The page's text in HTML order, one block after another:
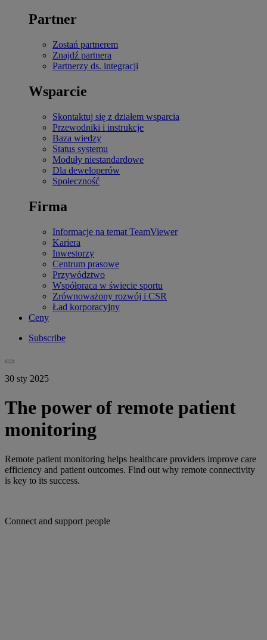
Partner
Zostań partnerem
Znajdź partnera
Partnerzy ds. integracji
Wsparcie
Skontaktuj się z działem wsparcia
Przewodniki i instrukcje
Baza wiedzy
Status systemu
Moduły niestandardowe
Dla deweloperów
Społeczność
Firma
Informacje na temat TeamViewer
Kariera
Inwestorzy
Centrum prasowe
Przywództwo
Współpraca w świecie sportu
Zrównoważony rozwój i CSR
Ład korporacyjny
Ceny
Subscribe
30 sty 2025
The power of remote patient
monitoring
Remote patient monitoring helps healthcare providers improve care
efficiency and patient outcomes. Find out why remote connectivity
is key to its success.
Connect and support people